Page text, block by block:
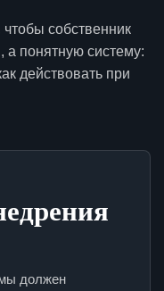
собственник
понятную систему:
действовать при
должен